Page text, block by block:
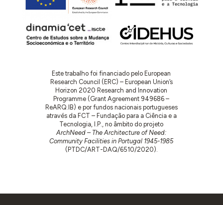
Este trabalho foi financiado pelo European
Research Council (ERC) – European Union’s
Horizon 2020 Research and Innovation
Programme (Grant Agreement 949686 –
ReARQ.IB) e por fundos nacionais portugueses
através da FCT – Fundação para a Ciência e a
Tecnologia, I.P., no âmbito do projeto
ArchNeed – The Architecture of Need:
Community Facilities in Portugal 1945-1985
(PTDC/ART-DAQ/6510/2020).